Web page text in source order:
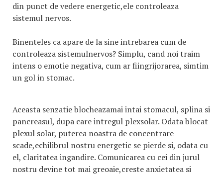
din punct de vedere energetic,ele controleaza
sistemul nervos.
Binenteles ca apare de la sine intrebarea cum de
controleaza sistemulnervos? Simplu, cand noi traim
intens o emotie negativa, cum ar fiingrijorarea, simtim
un gol in stomac.
Aceasta senzatie blocheazamai intai stomacul, splina si
pancreasul, dupa care intregul plexsolar. Odata blocat
plexul solar, puterea noastra de concentrare
scade,echilibrul nostru energetic se pierde si, odata cu
el, claritatea ingandire. Comunicarea cu cei din jurul
nostru devine tot mai greoaie,creste anxietatea si